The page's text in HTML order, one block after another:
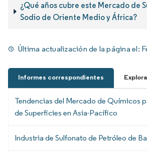
¿Qué años cubre este Mercado de
Sodio de Oriente Medio y África?
Última actualización de la página el:
Informes correspondientes
Tendencias del Mercado de Químicos
de Superficies en Asia-Pacífico
Industria de Sulfonato de Petróleo de